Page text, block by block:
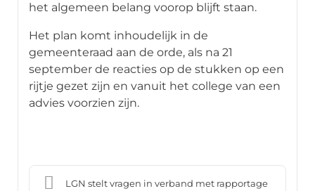
het algemeen belang voorop blijft staan.
Het plan komt inhoudelijk in de
gemeenteraad aan de orde, als na 21
september de reacties op de stukken op een
rijtje gezet zijn en vanuit het college van een
advies voorzien zijn.
LGN stelt vragen in verband met rapportage